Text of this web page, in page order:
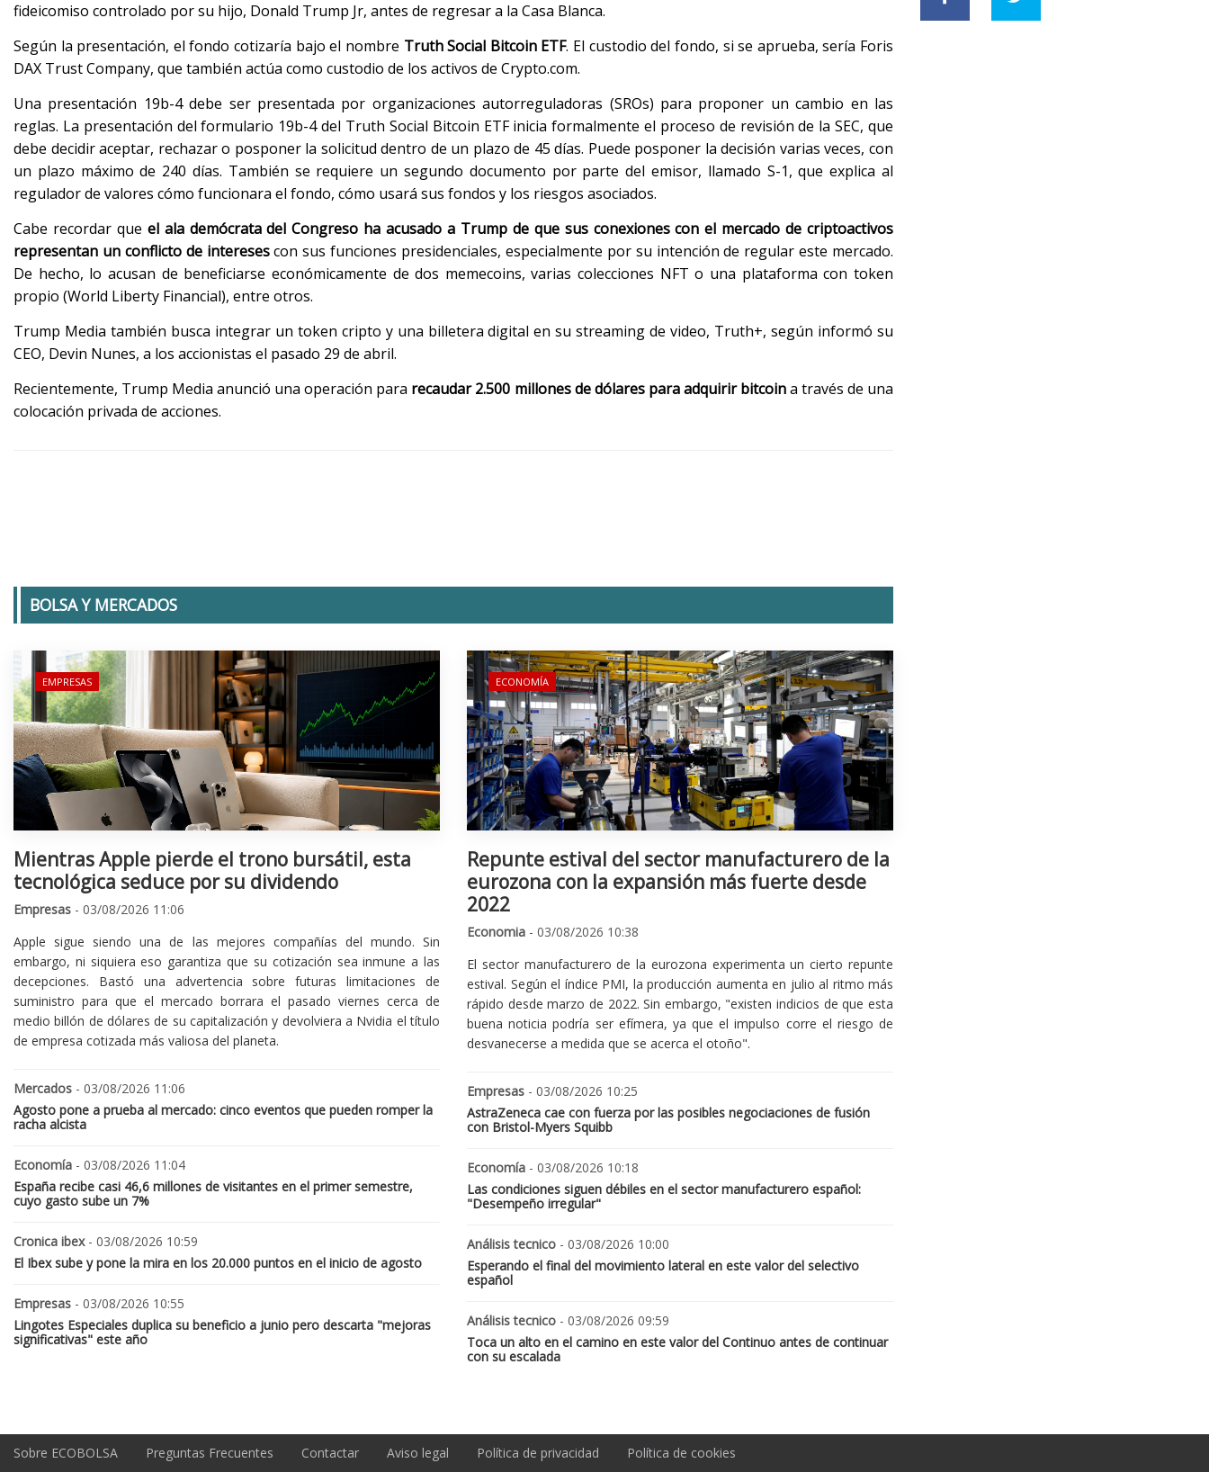
fideicomiso controlado por su hijo, Donald Trump Jr, antes de regresar a la Casa Blanca.
Según la presentación, el fondo cotizaría bajo el nombre Truth Social Bitcoin ETF. El custodio del fondo, si se aprueba, sería Foris
DAX Trust Company, que también actúa como custodio de los activos de Crypto.com.
Una presentación 19b-4 debe ser presentada por organizaciones autorreguladoras (SROs) para proponer un cambio en las
reglas. La presentación del formulario 19b-4 del Truth Social Bitcoin ETF inicia formalmente el proceso de revisión de la SEC, que
debe decidir aceptar, rechazar o posponer la solicitud dentro de un plazo de 45 días. Puede posponer la decisión varias veces, con
un plazo máximo de 240 días. También se requiere un segundo documento por parte del emisor, llamado S-1, que explica al
regulador de valores cómo funcionara el fondo, cómo usará sus fondos y los riesgos asociados.
Cabe recordar que el ala demócrata del Congreso ha acusado a Trump de que sus conexiones con el mercado de criptoactivos
representan un conflicto de interesescon sus funciones presidenciales, especialmente por su intención de regular este mercado.
De hecho, lo acusan de beneficiarse económicamente de dos memecoins, varias colecciones NFT o una plataforma con token
propio (World Liberty Financial), entre otros.
Trump Media también busca integrar un token cripto y una billetera digital en su streaming de video, Truth+, según informó su
CEO, Devin Nunes, a los accionistas el pasado 29 de abril.
Recientemente, Trump Media anunció una operación para recaudar 2.500 millones de dólares para adquirir bitcoina través de una
colocación privada de acciones.
BOLSA Y MERCADOS
EMPRESAS
Mientras Apple pierde el trono bursátil, esta
tecnológica seduce por su dividendo
Empresas - 03/08/2026 11:06
Apple sigue siendo una de las mejores compañías del mundo. Sin
embargo, ni siquiera eso garantiza que su cotización sea inmune a las
decepciones. Bastó una advertencia sobre futuras limitaciones de
suministro para que el mercado borrara el pasado viernes cerca de
medio billón de dólares de su capitalización y devolviera a Nvidia el título
de empresa cotizada más valiosa del planeta.
Mercados - 03/08/2026 11:06
Agosto pone a prueba al mercado: cinco eventos que pueden romper la
racha alcista
Economía - 03/08/2026 11:04
España recibe casi 46,6 millones de visitantes en el primer semestre,
cuyo gasto sube un 7%
Cronica ibex- 03/08/2026 10:59
El Ibex sube y pone la mira en los 20.000 puntos en el inicio de agosto
Empresas - 03/08/2026 10:55
Lingotes Especiales duplica su beneficio a junio pero descarta "mejoras
significativas" este año
ECONOMÍA
Repunte estival del sector manufacturero de la
eurozona con la expansión más fuerte desde
2022
Economia - 03/08/2026 10:38
El sector manufacturero de la eurozona experimenta un cierto repunte
estival. Según el índice PMI, la producción aumenta en julio al ritmo más
rápido desde marzo de 2022. Sin embargo, "existen indicios de que esta
buena noticia podría ser efímera, ya que el impulso corre el riesgo de
desvanecerse a medida que se acerca el otoño".
Empresas - 03/08/2026 10:25
AstraZeneca cae con fuerza por las posibles negociaciones de fusión
con Bristol-Myers Squibb
Economía - 03/08/2026 10:18
Las condiciones siguen débiles en el sector manufacturero español:
"Desempeño irregular"
Análisis tecnico - 03/08/2026 10:00
Esperando el final del movimiento lateral en este valor del selectivo
español
Análisis tecnico - 03/08/2026 09:59
Toca un alto en el camino en este valor del Continuo antes de continuar
con su escalada
Sobre ECOBOLSA Preguntas Frecuentes Contactar Aviso legal Política de privacidad Política de cookies